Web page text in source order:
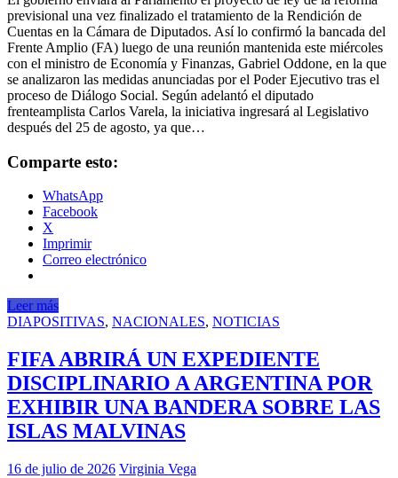
previsional una vez finalizado el tratamiento de la Rendición de
Cuentas en la Cámara de Diputados. Así lo confirmó la bancada del
Frente Amplio (FA) luego de una reunión mantenida este miércoles
con el ministro de Economía y Finanzas, Gabriel Oddone, en la que
se analizaron las medidas anunciadas por el Poder Ejecutivo tras el
proceso de Diálogo Social. Según adelantó el diputado
frenteamplista Carlos Varela, la iniciativa ingresará al Legislativo
después del 25 de agosto, ya que…
Comparte esto:
WhatsApp
Facebook
X
Imprimir
Correo electrónico
Leer más
DIAPOSITIVAS, NACIONALES, NOTICIAS
FIFA ABRIRÁ UN EXPEDIENTE
DISCIPLINARIO A ARGENTINA POR
EXHIBIR UNA BANDERA SOBRE LAS
ISLAS MALVINAS
16 de julio de 2026 Virginia Vega